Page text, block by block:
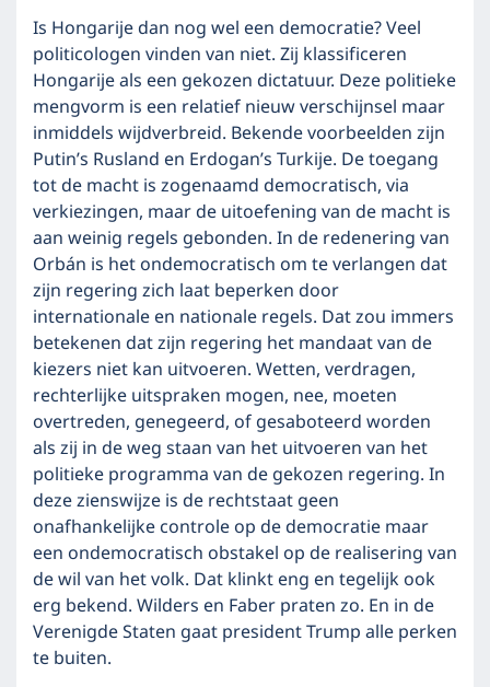
Is Hongarije dan nog wel een democratie? Veel
politicologen vinden van niet. Zij klassificeren
Hongarije als een gekozen dictatuur. Deze politieke
mengvorm is een relatief nieuw verschijnsel maar
inmiddels wijdverbreid. Bekende voorbeelden zijn
Putin’s Rusland en Erdogan’s Turkije. De toegang
tot de macht is zogenaamd democratisch, via
verkiezingen, maar de uitoefening van de macht is
aan weinig regels gebonden. In de redenering van
Orbán is het ondemocratisch om te verlangen dat
zijn regering zich laat beperken door
internationale en nationale regels. Dat zou immers
betekenen dat zijn regering het mandaat van de
kiezers niet kan uitvoeren. Wetten, verdragen,
rechterlijke uitspraken mogen, nee, moeten
overtreden, genegeerd, of gesaboteerd worden
als zij in de weg staan van het uitvoeren van het
politieke programma van de gekozen regering. In
deze zienswijze is de rechtstaat geen
onafhankelijke controle op de democratie maar
een ondemocratisch obstakel op de realisering van
de wil van het volk. Dat klinkt eng en tegelijk ook
erg bekend. Wilders en Faber praten zo. En in de
Verenigde Staten gaat president Trump alle perken
te buiten.